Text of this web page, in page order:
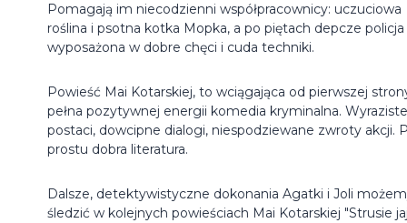
Pomagają im niecodzienni współpracownicy: uczuciowa
roślina i psotna kotka Mopka, a po piętach depcze policja
wyposażona w dobre chęci i cuda techniki.
Powieść Mai Kotarskiej, to wciągająca od pierwszej
pełna pozytywnej energii komedia kryminalna. Wyraziste
postaci, dowcipne dialogi, niespodziewane zwroty akcji.
prostu dobra literatura.
Dalsze, detektywistyczne dokonania Agatki i Joli
śledzić w kolejnych powieściach Mai Kotarskiej "Strusie